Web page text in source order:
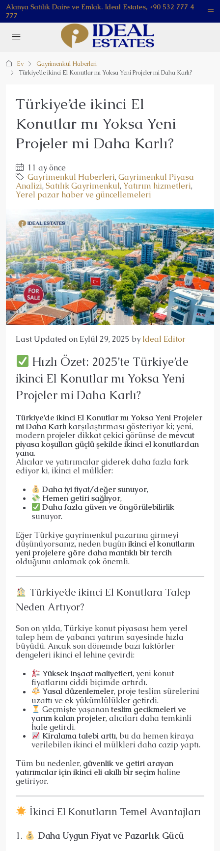
Alanya Satılık Daire ve Emlak. Ideal Estates, +90 532 777 4
777
Ev
Gayrimenkul Haberleri
Türkiye’de ikinci El Konutlar mı Yoksa Yeni Projeler mi Daha Karlı?
Türkiye’de ikinci El
Konutlar mı Yoksa Yeni
Projeler mi Daha Karlı?
11 ay önce
Gayrimenkul Haberleri, Gayrimenkul Piyasa
Analizi, Satılık Gayrimenkul, Yatırım hizmetleri,
Yerel pazar haber ve güncellemeleri
Last Updated on Eylül 29, 2025 by Ideal Editor
Hızlı Özet: 2025’te Türkiye’de
ikinci El Konutlar mı Yoksa Yeni
Projeler mi Daha Karlı?
Türkiye’de ikinci El Konutlar mı Yoksa Yeni Projeler
mi Daha Karlı karşılaştırması gösteriyor ki; yeni,
modern projeler dikkat çekici görünse de mevcut
piyasa koşulları güçlü şekilde ikinci el konutlardan
yana.
Alıcılar ve yatırımcılar giderek daha fazla fark
ediyor ki, ikinci el mülkler:
Daha iyi fiyat/değer sunuyor,
Hemen getiri sağlıyor,
Daha fazla güven ve öngörülebilirlik
sunuyor.
Eğer Türkiye gayrimenkul pazarına girmeyi
düşünüyorsanız, neden bugünikinci el konutların
yeni projelere göre daha mantıklı bir tercih
olduğunu anlamak çok önemli.
Türkiye’de ikinci El Konutlara Talep
Neden Artıyor?
Son on yılda, Türkiye konut piyasası hem yerel
talep hem de yabancı yatırım sayesinde hızla
büyüdü. Ancak son dönemde bazı faktörler
dengeleri ikinci el lehine çevirdi:
Yüksek inşaat maliyetleri, yeni konut
fiyatlarını ciddi biçimde artırdı.
Yasal düzenlemeler, proje teslim sürelerini
uzattı ve ek yükümlülükler getirdi.
Geçmişte yaşananteslim gecikmeleri ve
yarım kalan projeler, alıcıları daha temkinli
hale getirdi.
Kiralama talebi arttı, bu da hemen kiraya
verilebilen ikinci el mülkleri daha cazip yaptı.
Tüm bu nedenler, güvenlik ve getiri arayan
yatırımcılar için ikinci eli akıllı bir seçim haline
getiriyor.
İkinci El Konutların Temel Avantajları
1. Daha Uygun Fiyat ve Pazarlık Gücü